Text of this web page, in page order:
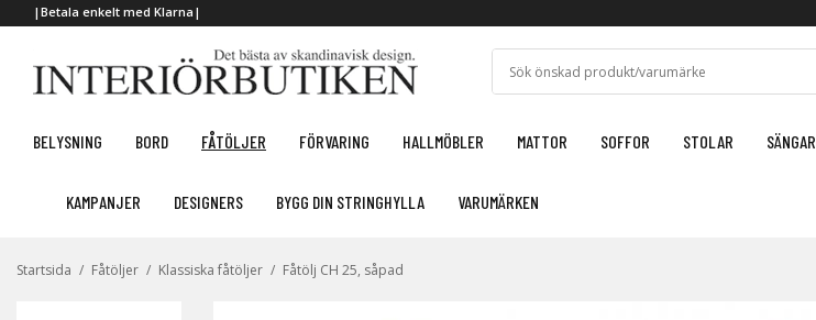
|Betala enkelt med Klarna|
BELYSNING BORD FÅTÖLJER FÖRVARING HALLMÖBLER MATTOR SOFFOR STOLAR SÄNGAR
KAMPANJER DESIGNERS BYGG DIN STRINGHYLLA VARUMÄRKEN
Startsida / Fåtöljer / Klassiska fåtöljer / Fåtölj CH 25, såpad